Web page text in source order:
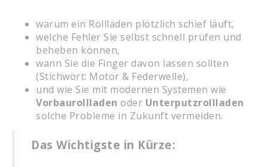
warum ein Rollladen plötzlich schief läuft,
welche Fehler Sie selbst schnell prüfen und
beheben können,
wann Sie die Finger davon lassen sollten
(Stichwort: Motor & Federwelle),
und wie Sie mit modernen Systemen wie
Vorbaurollladen oder Unterputzrollladen
solche Probleme in Zukunft vermeiden.
Das Wichtigste in Kürze: